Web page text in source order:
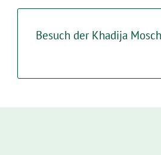
Besuch der Khadija